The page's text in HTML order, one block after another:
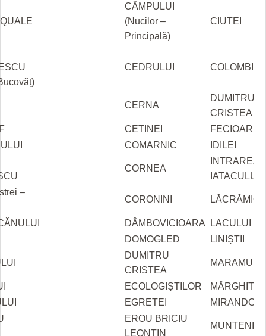
CÂMPULUI
(Nucilor –
Principală)
CIUTEI
CEDRULUI
CERNA
DUMITRU
CRISTEA
CETINEI
FECIOAREI
COMARNIC IDILEI
CORNEA
INTRAREA
IATACULUI
–
CORONINI
DÂMBOVICIOARA
LACULUI
DOMOGLED
LINIȘTII
DUMITRU
CRISTEA
ECOLOGIȘTILOR
MĂRGHITAȘ
EGRETEI
EROU BRICIU
LEONTIN
MUNTENIA